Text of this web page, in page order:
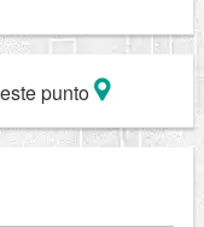
punto